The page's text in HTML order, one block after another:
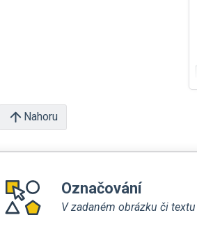
Nahoru
Označování
V zadaném obrázku či